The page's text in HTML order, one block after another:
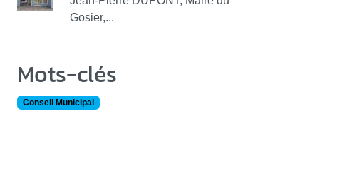
Gosier,...
Mots-clés
Conseil Municipal